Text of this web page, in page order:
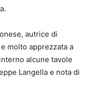
autrice di
molto apprezzata a
alcune tavole
Langella e nota di